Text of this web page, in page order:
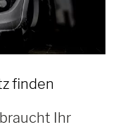
finden
Ihr